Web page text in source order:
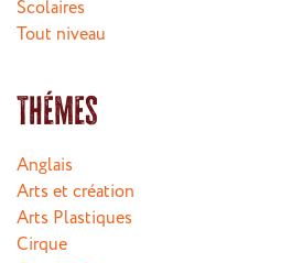
Scolaires
Tout niveau
Thémes
Anglais
Arts et création
Arts Plastiques
Cirque